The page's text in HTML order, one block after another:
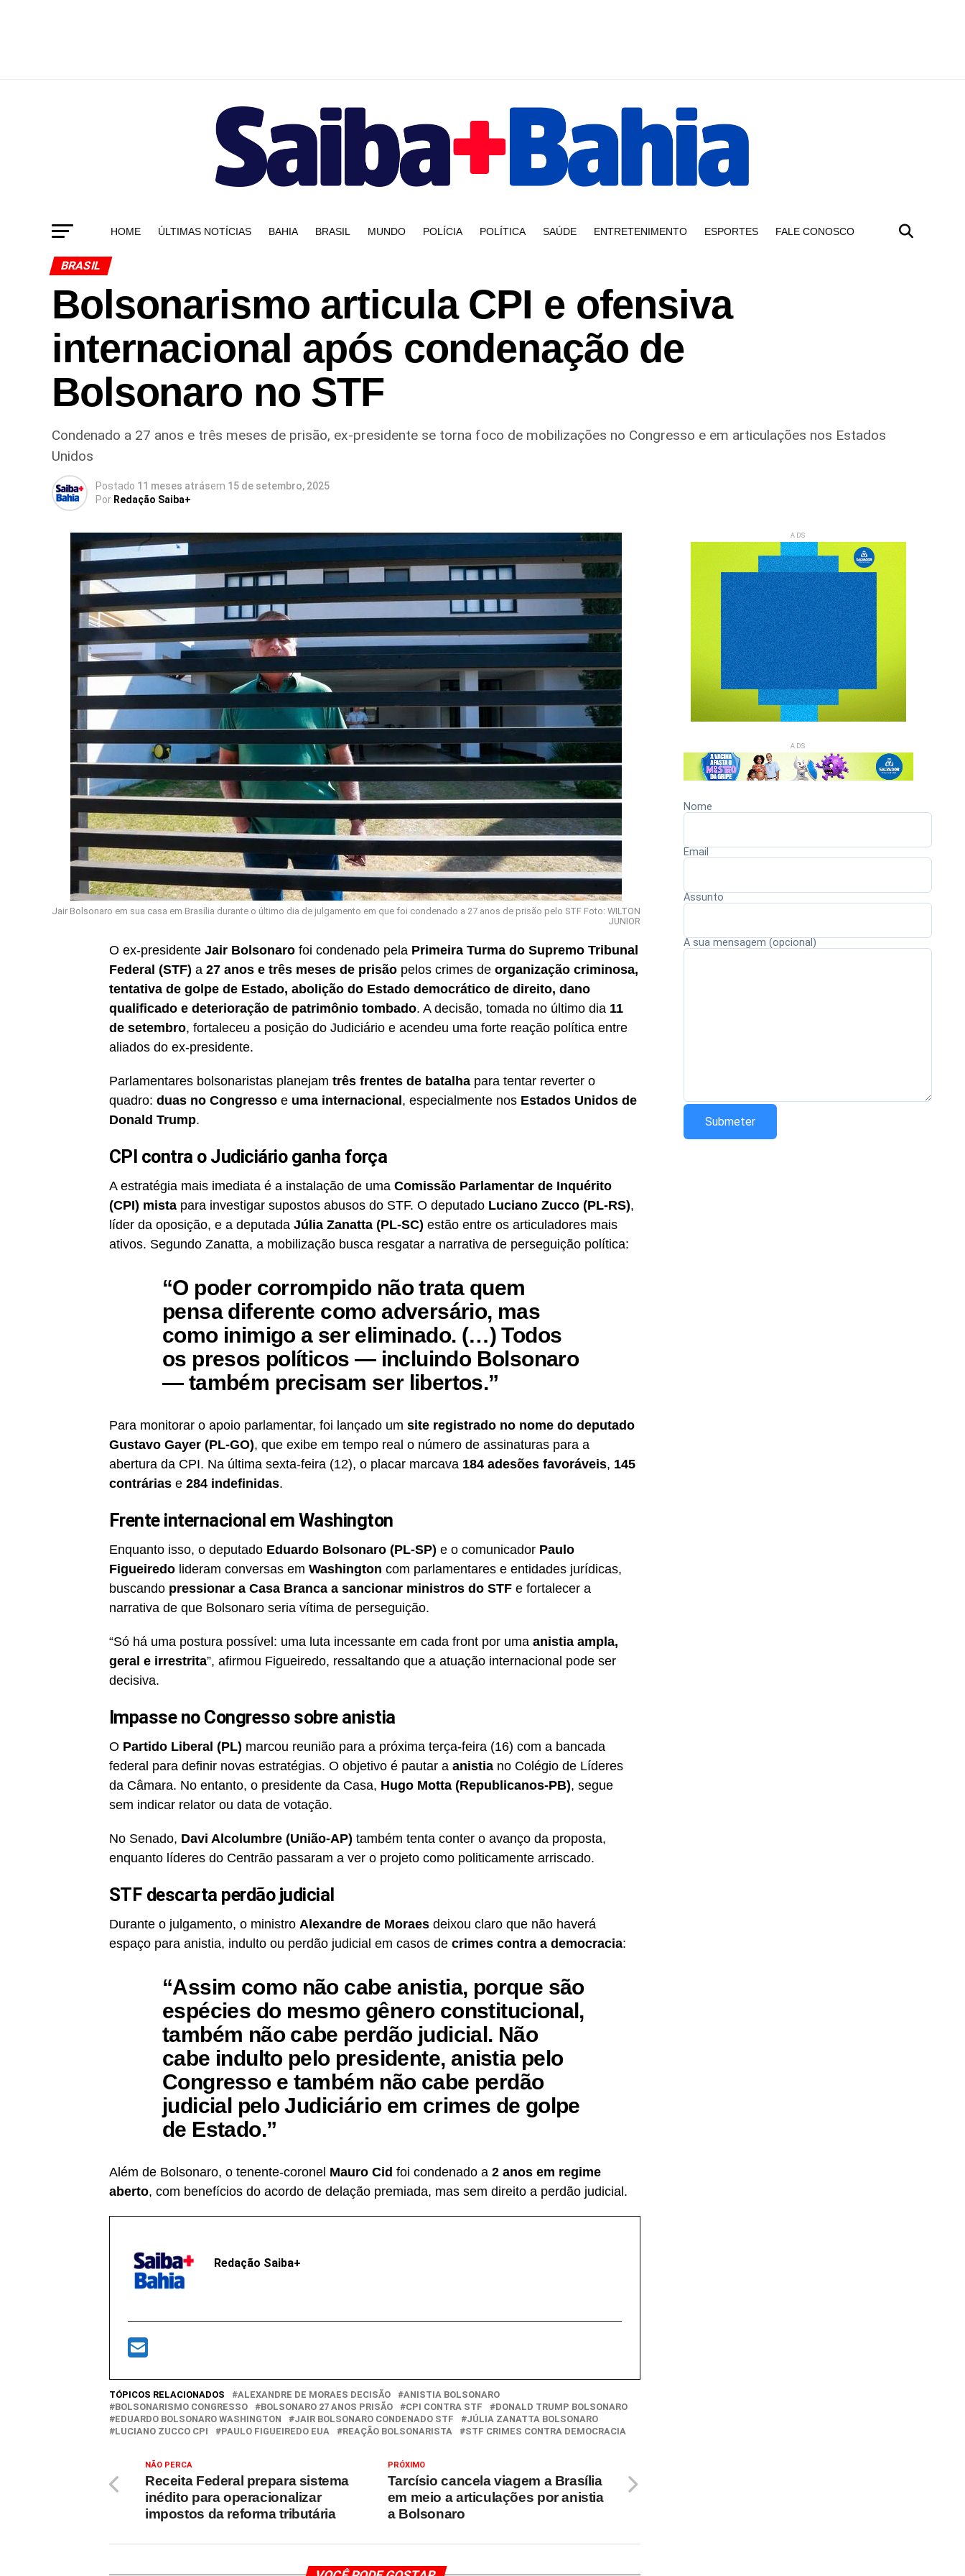
HOME ÚLTIMAS NOTÍCIAS BAHIA BRASIL MUNDO POLÍCIA POLÍTICA SAÚDE ENTRETENIMENTO ESPORTES FALE CONOSCO
BRASIL
Bolsonarismo articula CPI e ofensiva
internacional após condenação de
Bolsonaro no STF
Condenado a 27 anos e três meses de prisão, ex-presidente se torna foco de mobilizações no Congresso e em articulações nos Estados
Unidos
Postado 11 meses atrásem 15 de setembro, 2025
Por Redação Saiba+
Jair Bolsonaro em sua casa em Brasília durante o último dia de julgamento em que foi condenado a 27 anos de prisão pelo STF Foto: WILTON
JUNIOR
O ex-presidente Jair Bolsonaro foi condenado pela Primeira Turma do Supremo Tribunal
Federal (STF) a 27 anos e três meses de prisão pelos crimes de organização criminosa,
tentativa de golpe de Estado, abolição do Estado democrático de direito, dano
qualificado e deterioração de patrimônio tombado. A decisão, tomada no último dia 11
de setembro, fortaleceu a posição do Judiciário e acendeu uma forte reação política entre
aliados do ex-presidente.
Parlamentares bolsonaristas planejam três frentes de batalha para tentar reverter o
quadro: duas no Congresso e uma internacional, especialmente nos Estados Unidos de
Donald Trump.
CPI contra o Judiciário ganha força
A estratégia mais imediata é a instalação de uma Comissão Parlamentar de Inquérito
(CPI) mista para investigar supostos abusos do STF. O deputado Luciano Zucco (PL-RS),
líder da oposição, e a deputada Júlia Zanatta (PL-SC) estão entre os articuladores mais
ativos. Segundo Zanatta, a mobilização busca resgatar a narrativa de perseguição política:
“O poder corrompido não trata quem
pensa diferente como adversário, mas
como inimigo a ser eliminado. (…) Todos
os presos políticos — incluindo Bolsonaro
— também precisam ser libertos.”
Para monitorar o apoio parlamentar, foi lançado um site registrado no nome do deputado
Gustavo Gayer (PL-GO), que exibe em tempo real o número de assinaturas para a
abertura da CPI. Na última sexta-feira (12), o placar marcava 184 adesões favoráveis, 145
contrárias e 284 indefinidas.
Frente internacional em Washington
Enquanto isso, o deputado Eduardo Bolsonaro (PL-SP) e o comunicador Paulo
Figueiredo lideram conversas em Washington com parlamentares e entidades jurídicas,
buscando pressionar a Casa Branca a sancionar ministros do STF e fortalecer a
narrativa de que Bolsonaro seria vítima de perseguição.
“Só há uma postura possível: uma luta incessante em cada front por uma anistia ampla,
geral e irrestrita”, afirmou Figueiredo, ressaltando que a atuação internacional pode ser
decisiva.
Impasse no Congresso sobre anistia
O Partido Liberal (PL) marcou reunião para a próxima terça-feira (16) com a bancada
federal para definir novas estratégias. O objetivo é pautar a anistia no Colégio de Líderes
da Câmara. No entanto, o presidente da Casa, Hugo Motta (Republicanos-PB), segue
sem indicar relator ou data de votação.
No Senado, Davi Alcolumbre (União-AP) também tenta conter o avanço da proposta,
enquanto líderes do Centrão passaram a ver o projeto como politicamente arriscado.
STF descarta perdão judicial
Durante o julgamento, o ministro Alexandre de Moraes deixou claro que não haverá
espaço para anistia, indulto ou perdão judicial em casos de crimes contra a democracia:
“Assim como não cabe anistia, porque são
espécies do mesmo gênero constitucional,
também não cabe perdão judicial. Não
cabe indulto pelo presidente, anistia pelo
Congresso e também não cabe perdão
judicial pelo Judiciário em crimes de golpe
de Estado.”
Além de Bolsonaro, o tenente-coronel Mauro Cid foi condenado a 2 anos em regime
aberto, com benefícios do acordo de delação premiada, mas sem direito a perdão judicial.
Redação Saiba+
TÓPICOS RELACIONADOS ALEXANDRE DE MORAES DECISÃO
ANISTIA BOLSONARO
BOLSONARISMO CONGRESSO
BOLSONARO 27 ANOS PRISÃO CPI CONTRA STF
DONALD TRUMP BOLSONARO
EDUARDO BOLSONARO WASHINGTON
JAIR BOLSONARO CONDENADO STF
JÚLIA ZANATTA BOLSONARO
LUCIANO ZUCCO CPI
PAULO FIGUEIREDO EUA REAÇÃO BOLSONARISTA STF CRIMES CONTRA DEMOCRACIA
PRÓXIMO
Tarcísio cancela viagem a Brasília
em meio a articulações por anistia
a Bolsonaro
NÃO PERCA
Receita Federal prepara sistema
inédito para operacionalizar
impostos da reforma tributária
ADS
ADS
Nome
Email
Assunto
A sua mensagem (opcional)